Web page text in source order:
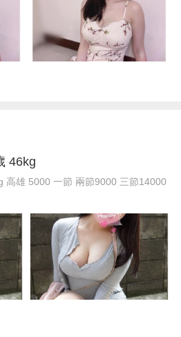
46kg
高雄 5000 一節 兩節9000 三節14000